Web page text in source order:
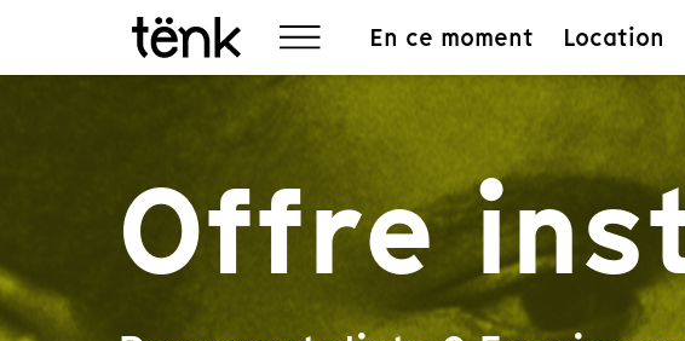
En ce moment Location
Offre